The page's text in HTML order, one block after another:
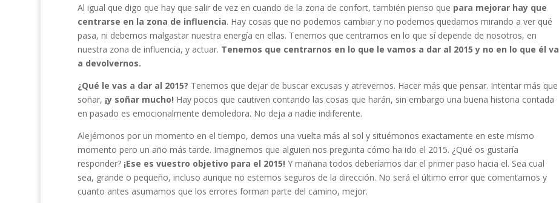
Al igual que digo que hay que salir de vez en cuando de la zona de confort, también pienso que para mejorar hay que
centrarse en la zona de influencia. Hay cosas que no podemos cambiar y no podemos quedarnos mirando a ver qué
pasa, ni debemos malgastar nuestra energía en ellas. Tenemos que centrarnos en lo que sí depende de nosotros, en
nuestra zona de influencia, y actuar. Tenemos que centrarnos en lo que le vamos a dar al 2015 y no en lo que él va
a devolvernos.
¿Qué le vas a dar al 2015? Tenemos que dejar de buscar excusas y atrevernos. Hacer más que pensar. Intentar más que
soñar, ¡y soñar mucho! Hay pocos que cautiven contando las cosas que harán, sin embargo una buena historia contada
en pasado es emocionalmente demoledora. No deja a nadie indiferente.
Alejémonos por un momento en el tiempo, demos una vuelta más al sol y situémonos exactamente en este mismo
momento pero un año más tarde. Imaginemos que alguien nos pregunta cómo ha ido el 2015. ¿Qué os gustaría
responder? ¡Ese es vuestro objetivo para el 2015! Y mañana todos deberíamos dar el primer paso hacia el. Sea cual
sea, grande o pequeño, incluso aunque no estemos seguros de la dirección. No será el último error que comentamos y
cuanto antes asumamos que los errores forman parte del camino, mejor.